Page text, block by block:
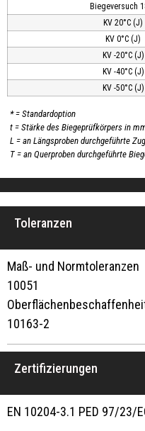
Biegeversuch
KV 20°C (J)
KV 0°C (J)
KV -20°C (J)
KV -40°C (J)
KV -50°C (J)
* = Standardoption
t = Stärke des Biegeprüfkörpers in
L = an Längsproben durchgeführte
T = an Querproben durchgeführte
Toleranzen
Maß- und
10051
10163-2
Zertifizierungen
EN 10204-3.1 PED 97/23/